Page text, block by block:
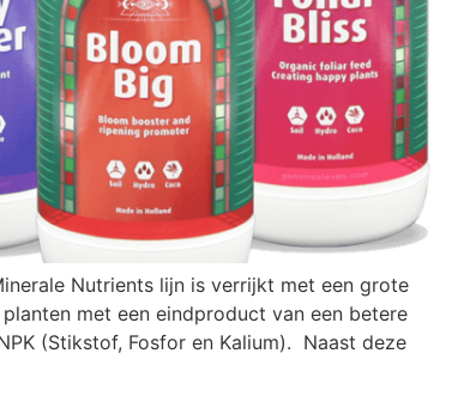
Nutrients lijn is verrijkt met een grote
met een eindproduct van een betere
(Stikstof, Fosfor en Kalium). Naast deze